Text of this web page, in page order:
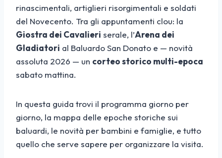
rinascimentali, artiglieri risorgimentali e soldati
del Novecento. Tra gli appuntamenti clou: la
Giostra dei Cavalieri serale, l’Arena dei
Gladiatori al Baluardo San Donato e — novità
assoluta 2026 — un corteo storico multi-epoca
sabato mattina.
In questa guida trovi il programma giorno per
giorno, la mappa delle epoche storiche sui
baluardi, le novità per bambini e famiglie, e tutto
quello che serve sapere per organizzare la visita.